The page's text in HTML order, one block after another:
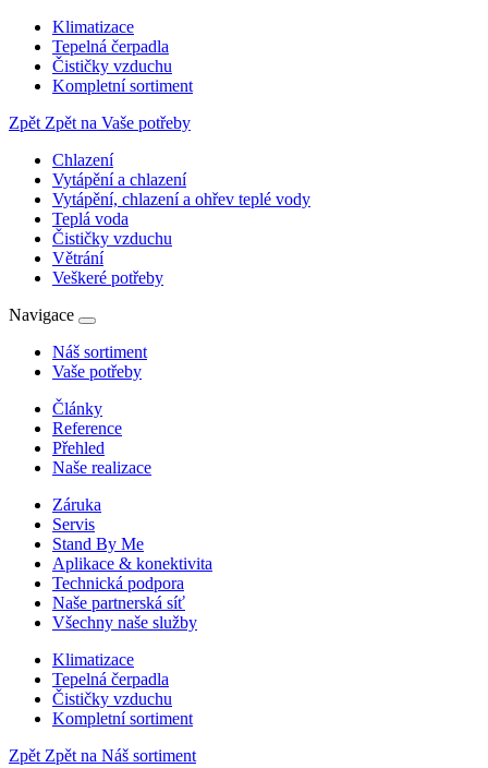
Klimatizace
Tepelná čerpadla
Čističky vzduchu
Kompletní sortiment
Zpět Zpět na Vaše potřeby
Chlazení
Vytápění a chlazení
Vytápění, chlazení a ohřev teplé vody
Teplá voda
Čističky vzduchu
Větrání
Veškeré potřeby
Navigace
Náš sortiment
Vaše potřeby
Články
Reference
Přehled
Naše realizace
Záruka
Servis
Stand By Me
Aplikace & konektivita
Technická podpora
Naše partnerská síť
Všechny naše služby
Klimatizace
Tepelná čerpadla
Čističky vzduchu
Kompletní sortiment
Zpět Zpět na Náš sortiment